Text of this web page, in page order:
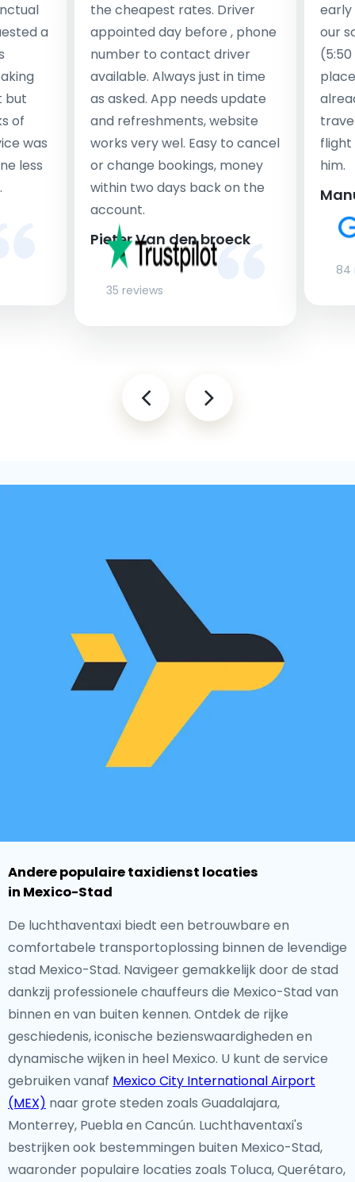
a
but
of
was
less
the cheapest rates. Driver
appointed day before , phone
number to contact driver
available. Always just in time
as asked. App needs update
and refreshments, website
works very wel. Easy to cancel
or change bookings, money
within two days back on the
account.
Pieter Van den broeck
35 reviews
early
our
flight
him.
84
Andere populaire taxidienst locaties
in Mexico-Stad
De luchthaventaxi biedt een betrouwbare en
comfortabele transportoplossing binnen de levendige
stad Mexico-Stad. Navigeer gemakkelijk door de stad
dankzij professionele chauffeurs die Mexico-Stad van
binnen en van buiten kennen. Ontdek de rijke
geschiedenis, iconische bezienswaardigheden en
dynamische wijken in heel Mexico. U kunt de service
gebruiken vanaf Mexico City International Airport
(MEX) naar grote steden zoals Guadalajara,
Monterrey, Puebla en Cancún. Luchthaventaxi's
bestrijken ook bestemmingen buiten Mexico-Stad,
waaronder populaire locaties zoals Toluca, Querétaro,